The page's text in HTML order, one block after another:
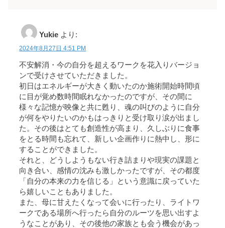
Yukie より:
2024年8月27日 4:51 PM
不安解消・今の自分を超えるワークを花入りバージョ
ンで受けさせていただきました。
初日はエネルギーが大きく動いたのか施術開始時間頃
に目が覚め数時間眠れなかったのですが、その間に
様々な記憶が映像と共に甦り、魂の叫びのように自分
が何をやりたいのかもはっきりと受け取り涙が出まし
た。その後はとても創造性が高まり、久しぶりに食事
をとる時間も忘れて、新しい企画作りに熱中し、形に
することができました。
それと、どうしようもない行き詰まりや現実の課題と
向き合い、感情の沈みも激しかったですが、その都度
「自分の本来の力を信じる」という意識に戻っていた
ら嬉しいこともありました。
また、母に甘えたくなって会いに行ったり、ライトワ
ークである場所へ行ったら自分のルーツを思い出すよ
うなことがあり、その後他の家族とも会う機会があっ